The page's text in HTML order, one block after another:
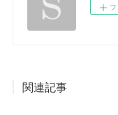
関連記事